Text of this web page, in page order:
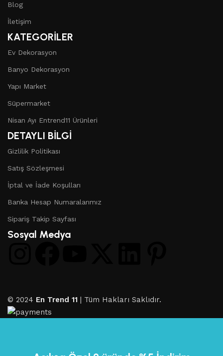
Blog
İletişim
KATEGORİLER
Ev Dekorasyon
Banyo Dekorasyon
Yapı Market
Süpermarket
Nisan Ayı Entrend11 Ürünleri
DETAYLI BİLGİ
Gizlilik Politikası
Satış Sözleşmesi
İptal ve İade Koşulları
Banka Hesap Numaralarımız
Sipariş Takip Sayfası
Sosyal Medya
© 2024 En Trend 11 | Tüm Hakları Saklıdır.